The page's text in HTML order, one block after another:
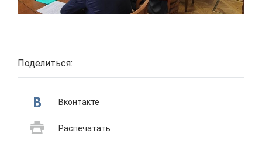
Поделиться:
Вконтакте
Распечатать